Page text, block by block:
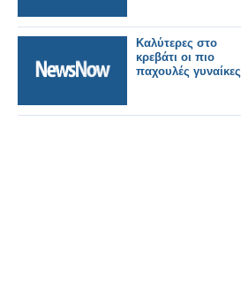
Καλύτερες στο
κρεβάτι οι πιο
παχουλές γυναίκες